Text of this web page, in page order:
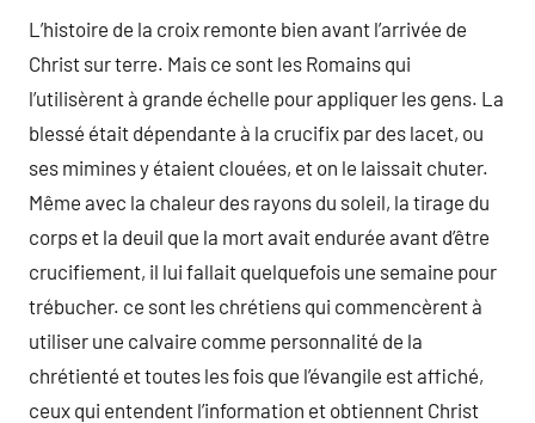
L’histoire de la croix remonte bien avant l’arrivée de
Christ sur terre. Mais ce sont les Romains qui
l’utilisèrent à grande échelle pour appliquer les gens. La
blessé était dépendante à la crucifix par des lacet, ou
ses mimines y étaient clouées, et on le laissait chuter.
Même avec la chaleur des rayons du soleil, la tirage du
corps et la deuil que la mort avait endurée avant d’être
crucifiement, il lui fallait quelquefois une semaine pour
trébucher. ce sont les chrétiens qui commencèrent à
utiliser une calvaire comme personnalité de la
chrétienté et toutes les fois que l’évangile est affiché,
ceux qui entendent l’information et obtiennent Christ